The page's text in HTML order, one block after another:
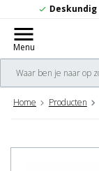
menu
Menu
Home Producten